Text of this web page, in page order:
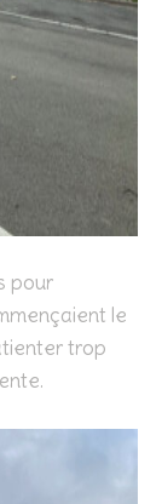
pour
le
trop